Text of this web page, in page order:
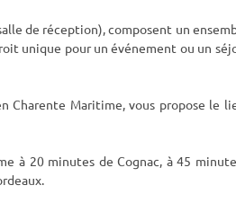
de réception), composent un
unique pour un événement ou un
Charente Maritime, vous propose le
à 20 minutes de Cognac, à 45